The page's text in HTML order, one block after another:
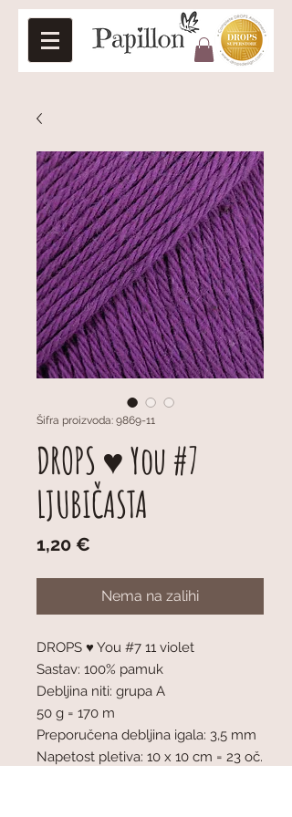
Šifra proizvoda: 9869-11
DROPS ♥ You #7
LJUBIČASTA
1,20 €
Nema na zalihi
DROPS ♥ You #7 11 violet
Sastav: 100% pamuk
Debljina niti: grupa A
50 g = 170 m
Preporučena debljina igala: 3,5 mm
Napetost pletiva: 10 x 10 cm = 23 oč.